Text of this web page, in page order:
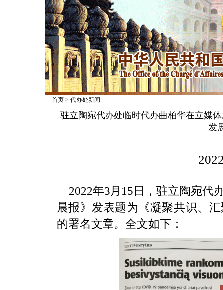
首页> 代办处新闻
驻立陶宛代办处临时代办曲柏华在立媒
发
2022年3月15日，驻立陶宛代
晨报》发表题为《凝聚共识、
的署名文章。全文如下：